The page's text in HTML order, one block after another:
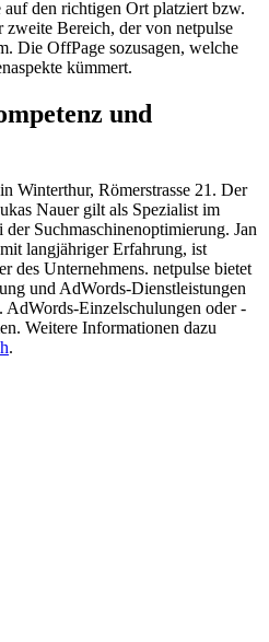
den richtigen Ort platziert bzw.
Bereich, der von netpulse
Die OffPage sozusagen, welche
kümmert.
und
Winterthur, Römerstrasse 21. Der
Nauer gilt als Spezialist im
Suchmaschinenoptimierung. Jan
langjähriger Erfahrung, ist
des Unternehmens. netpulse bietet
und AdWords-Dienstleistungen
Einzelschulungen oder -
Weitere Informationen dazu
.